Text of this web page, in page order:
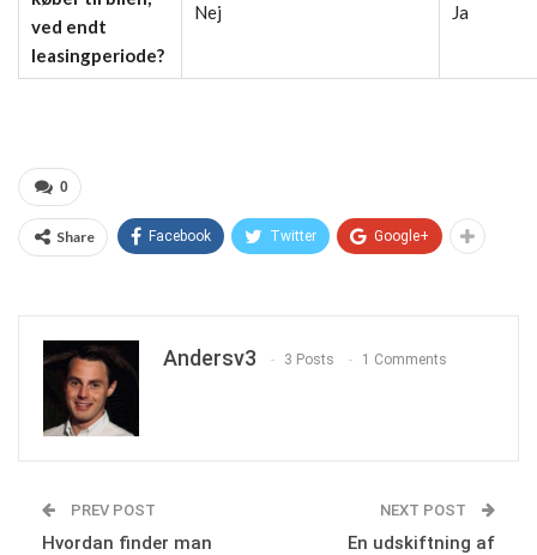
ved endt
leasingperiode?
Nej Ja
0
Share Facebook Twitter Google+
Andersv3 3 Posts 1 Comments
PREV POST
Hvordan finder man
NEXT POST
En udskiftning af